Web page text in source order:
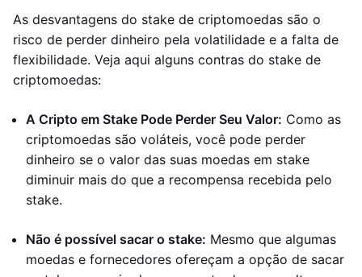
As desvantagens do stake de criptomoedas são o
risco de perder dinheiro pela volatilidade e a falta de
flexibilidade. Veja aqui alguns contras do stake de
criptomoedas:
A Cripto em Stake Pode Perder Seu Valor: Como as
criptomoedas são voláteis, você pode perder
dinheiro se o valor das suas moedas em stake
diminuir mais do que a recompensa recebida pelo
stake.
Não é possível sacar o stake: Mesmo que algumas
moedas e fornecedores ofereçam a opção de sacar